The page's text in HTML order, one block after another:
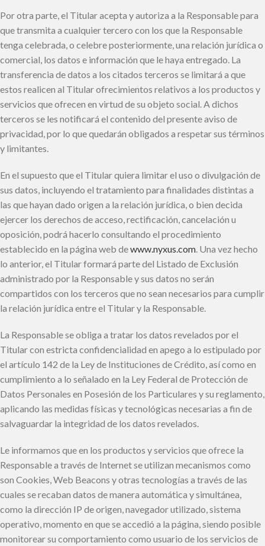
Por otra parte, el Titular acepta y autoriza a la Responsable para
que transmita a cualquier tercero con los que la Responsable
tenga celebrada, o celebre posteriormente, una relación jurídica o
comercial, los datos e información que le haya entregado. La
transferencia de datos a los citados terceros se limitará a que
estos realicen al Titular ofrecimientos relativos a los productos y
servicios que ofrecen en virtud de su objeto social. A dichos
terceros se les notificará el contenido del presente aviso de
privacidad, por lo que quedarán obligados a respetar sus términos
y limitantes.
En el supuesto que el Titular quiera limitar el uso o divulgación de
sus datos, incluyendo el tratamiento para finalidades distintas a
las que hayan dado origen a la relación jurídica, o bien decida
ejercer los derechos de acceso, rectificación, cancelación u
oposición, podrá hacerlo consultando el procedimiento
establecido en la página web dewww.nyxus.com. Una vez hecho
lo anterior, el Titular formará parte del Listado de Exclusión
administrado por la Responsable y sus datos no serán
compartidos con los terceros que no sean necesarios para cumplir
la relación jurídica entre el Titular y la Responsable.
La Responsable se obliga a tratar los datos revelados por el
Titular con estricta confidencialidad en apego a lo estipulado por
el artículo 142 de la Ley de Instituciones de Crédito, así como en
cumplimiento a lo señalado en la Ley Federal de Protección de
Datos Personales en Posesión de los Particulares y su reglamento,
aplicando las medidas físicas y tecnológicas necesarias a fin de
salvaguardar la integridad de los datos revelados.
Le informamos que en los productos y servicios que ofrece la
Responsable a través de Internet se utilizan mecanismos como
son Cookies, Web Beacons y otras tecnologías a través de las
cuales se recaban datos de manera automática y simultánea,
como la dirección IP de origen, navegador utilizado, sistema
operativo, momento en que se accedió a la página, siendo posible
monitorear su comportamiento como usuario de los servicios de